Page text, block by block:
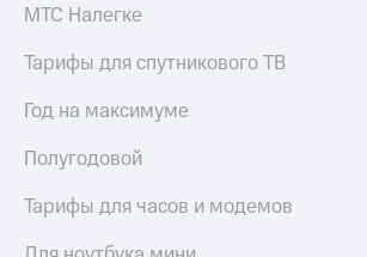
облигаций
Регистратор
Контакты
развитие
деловая этика
На главную
МТС Налегке
Тарифы для спутникового ТВ
Год на максимуме
Полугодовой
Тарифы для часов и модемов